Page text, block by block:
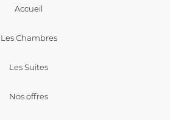
Accueil
Les Chambres
Les Suites
Nos offres